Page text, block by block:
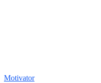
Motivator